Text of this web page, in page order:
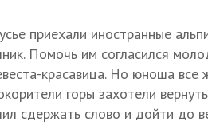
приехали иностранные
Помочь им согласился
красавица. Но юноша все
горы захотели
сдержать слово и дойти до